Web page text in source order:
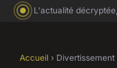
L'actualité
Accueil › Divertissement